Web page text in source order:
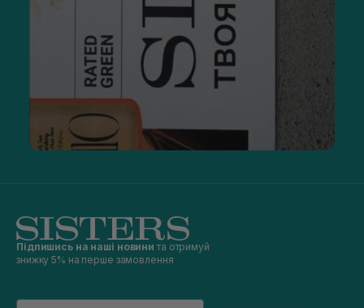
Підпишись на наші новини та отримуй
знижку 5% на перше замовлення